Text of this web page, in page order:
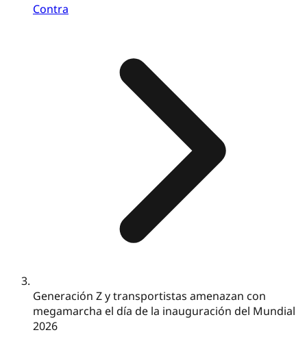
Contra
Generación Z y transportistas amenazan con
megamarcha el día de la inauguración del Mundial
2026